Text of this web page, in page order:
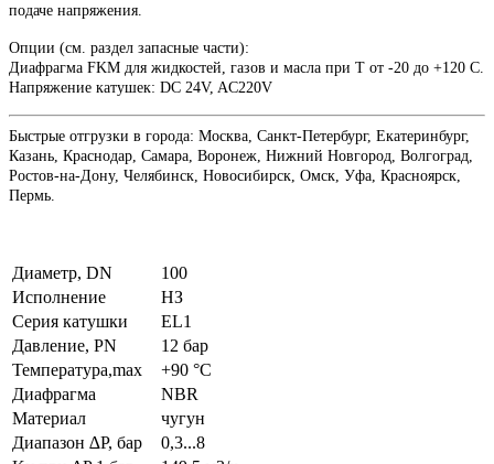
подаче напряжения.
Опции (см. раздел запасные части):
Диафрагма FKM для жидкостей, газов и масла при Т от -20 до +120 С.
Напряжение катушек: DC 24V, AC220V
Быстрые отгрузки в города: Москва, Санкт-Петербург, Екатеринбург,
Казань, Краснодар, Самара, Воронеж, Нижний Новгород, Волгоград,
Ростов-на-Дону, Челябинск, Новосибирск, Омск, Уфа, Красноярск,
Пермь.
Диаметр, DN
100
Исполнение
НЗ
Серия катушки
EL1
Давление, PN
12 бар
Температура,max
+90 °С
Диафрагма
NBR
Материал
чугун
Диапазон ∆P, бар
0,3...8